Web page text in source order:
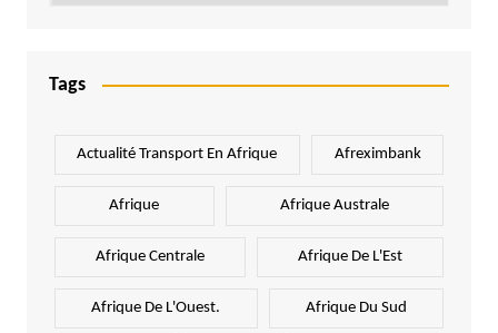
Tags
Actualité Transport En Afrique Afreximbank
Afrique Afrique Australe
Afrique Centrale Afrique De L'Est
Afrique De L'Ouest. Afrique Du Sud